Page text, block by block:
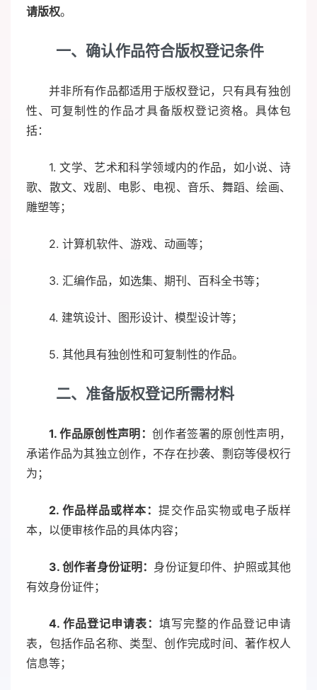
请版权。
一、确认作品符合版权登记条件
并非所有作品都适用于版权登记，只有具有独创
性、可复制性的作品才具备版权登记资格。具体包
括：
1. 文学、艺术和科学领域内的作品，如小说、诗
歌、散文、戏剧、电影、电视、音乐、舞蹈、绘画、
雕塑等；
2. 计算机软件、游戏、动画等；
3. 汇编作品，如选集、期刊、百科全书等；
4. 建筑设计、图形设计、模型设计等；
5. 其他具有独创性和可复制性的作品。
二、准备版权登记所需材料
1. 作品原创性声明：创作者签署的原创性声明，
承诺作品为其独立创作，不存在抄袭、剽窃等侵权行
为；
2. 作品样品或样本：提交作品实物或电子版样
本，以便审核作品的具体内容；
3. 创作者身份证明： 身份证复印件、护照或其他
有效身份证件；
4. 作品登记申请表： 填写完整的作品登记申请
表，包括作品名称、类型、创作完成时间、著作权人
信息等；